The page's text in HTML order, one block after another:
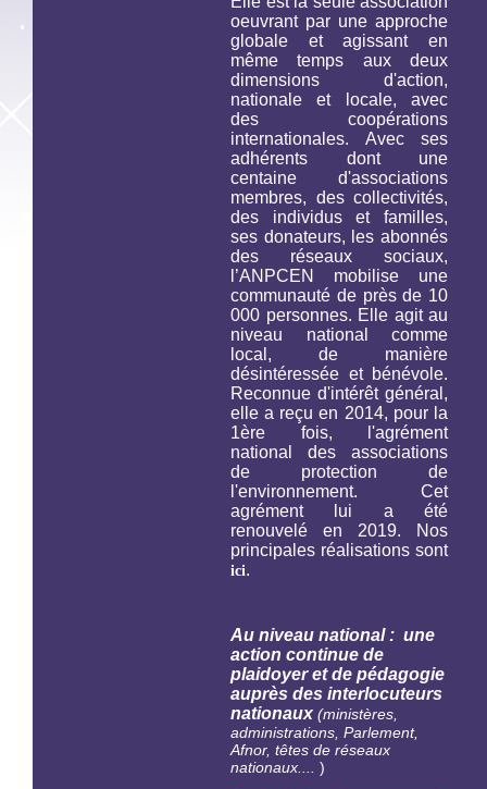
oeuvrant par une approche
globale et agissant en
même temps aux deux
dimensions d'action,
nationale et locale, avec
des coopérations
internationales. Avec ses
adhérents dont une
centaine d'associations
membres, des collectivités,
des individus et familles,
ses donateurs, les abonnés
des réseaux sociaux,
l’ANPCEN mobilise une
communauté de près de 10
000 personnes. Elle agit au
niveau national comme
local, de manière
désintéressée et bénévole.
Reconnue d'intérêt général,
elle a reçu en 2014, pour la
1ère fois, l'agrément
national des associations
de protection de
l'environnement. Cet
agrément lui a été
renouvelé en 2019. Nos
principales réalisations sont
ici.
Au niveau national : une
action continue de
plaidoyer et de pédagogie
auprès des interlocuteurs
nationaux (ministères,
administrations, Parlement,
Afnor, têtes de réseaux
nationaux....
)